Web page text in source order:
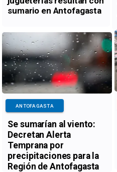
sumario en Antofagasta
Se sumarían al viento:
Decretan Alerta
Temprana por
precipitaciones para la
Región de Antofagasta
ANTOFAGASTA